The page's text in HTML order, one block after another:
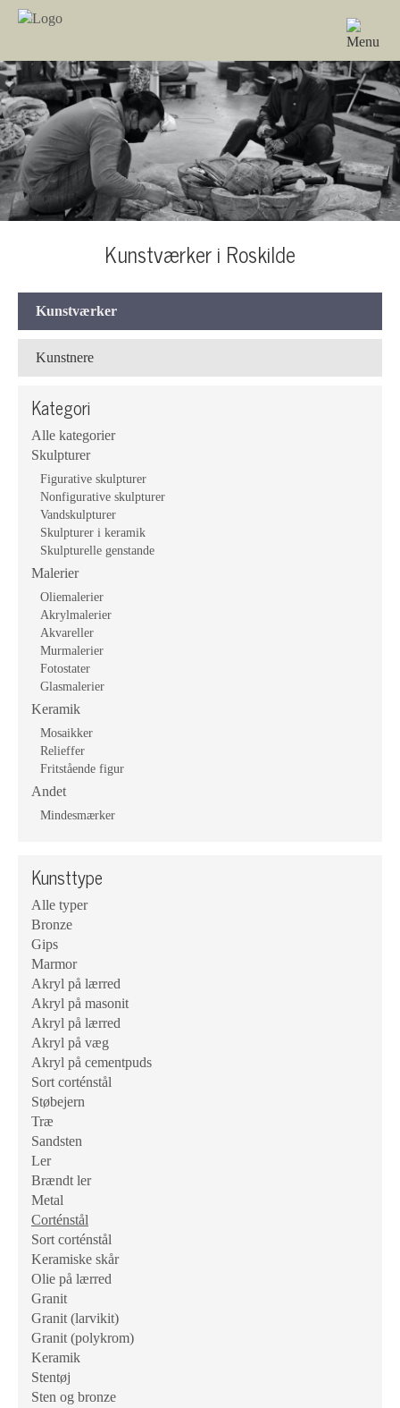
Kunstværker i Roskilde
Kunstværker
Kunstnere
Kategori
Alle kategorier
Skulpturer
Figurative skulpturer
Nonfigurative skulpturer
Vandskulpturer
Skulpturer i keramik
Skulpturelle genstande
Malerier
Oliemalerier
Akrylmalerier
Akvareller
Murmalerier
Fotostater
Glasmalerier
Keramik
Mosaikker
Relieffer
Fritstående figur
Andet
Mindesmærker
Kunsttype
Alle typer
Bronze
Gips
Marmor
Akryl på lærred
Akryl på masonit
Akryl på lærred
Akryl på væg
Akryl på cementpuds
Sort corténstål
Støbejern
Træ
Sandsten
Ler
Brændt ler
Metal
Corténstål
Sort corténstål
Keramiske skår
Olie på lærred
Granit
Granit (larvikit)
Granit (polykrom)
Keramik
Stentøj
Sten og bronze